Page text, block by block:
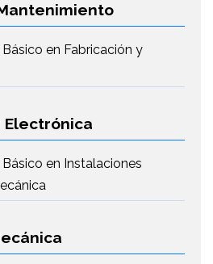
en Fabricación y
en Instalaciones